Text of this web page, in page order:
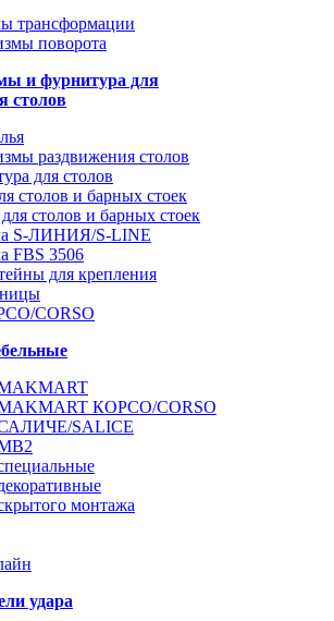
трансформации
поворота
и фурнитура для
столов
раздвижения столов
для столов
столов и барных стоек
столов и барных стоек
S-ЛИНИЯ/S-LINE
FBS 3506
для крепления
КОРСО/CORSO
SALICE
монтажа
удара